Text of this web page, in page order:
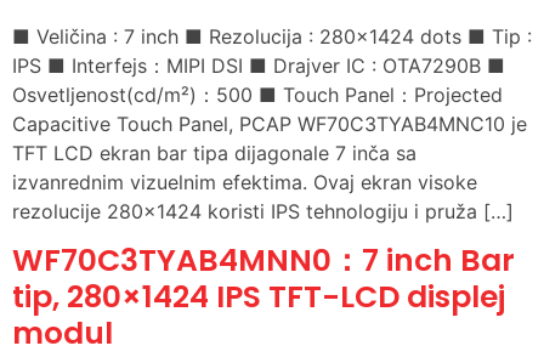
■ Veličina : 7 inch ■ Rezolucija : 280×1424 dots ■ Tip :
IPS ■ Interfejs：MIPI DSI ■ Drajver IC : OTA7290B ■
Osvetljenost(cd/m²)：500 ■ Touch Panel：Projected
Capacitive Touch Panel, PCAP WF70C3TYAB4MNC10 je
TFT LCD ekran bar tipa dijagonale 7 inča sa
izvanrednim vizuelnim efektima. Ovaj ekran visoke
rezolucije 280×1424 koristi IPS tehnologiju i pruža […]
WF70C3TYAB4MNN0：7 inch Bar
tip, 280×1424 IPS TFT-LCD displej
modul